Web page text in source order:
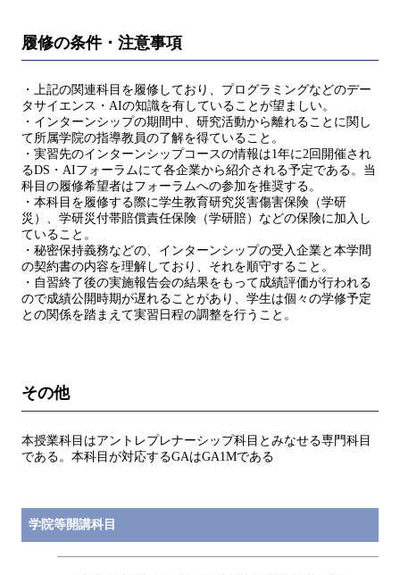
履修の条件・注意事項
・上記の関連科目を履修しており、プログラミングなどのデー
タサイエンス・AIの知識を有していることが望ましい。
・インターンシップの期間中、研究活動から離れることに関し
て所属学院の指導教員の了解を得ていること。
・実習先のインターンシップコースの情報は1年に2回開催され
るDS・AIフォーラムにて各企業から紹介される予定である。当
科目の履修希望者はフォーラムへの参加を推奨する。
・本科目を履修する際に学生教育研究災害傷害保険（学研
災）、学研災付帯賠償責任保険（学研賠）などの保険に加入し
ていること。
・秘密保持義務などの、インターンシップの受入企業と本学間
の契約書の内容を理解しており、それを順守すること。
・自習終了後の実施報告会の結果をもって成績評価が行われる
ので成績公開時期が遅れることがあり、学生は個々の学修予定
との関係を踏まえて実習日程の調整を行うこと。
その他
本授業科目はアントレプレナーシップ科目とみなせる専門科目
である。本科目が対応するGAはGA1Mである
学院等開講科目